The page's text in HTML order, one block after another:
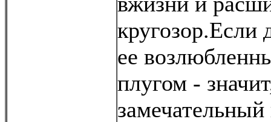
кругозор.Если
ее
плугом -